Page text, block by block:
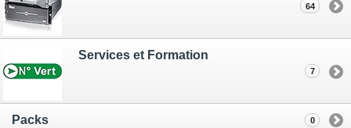
64
Services et Formation
7
Packs 0